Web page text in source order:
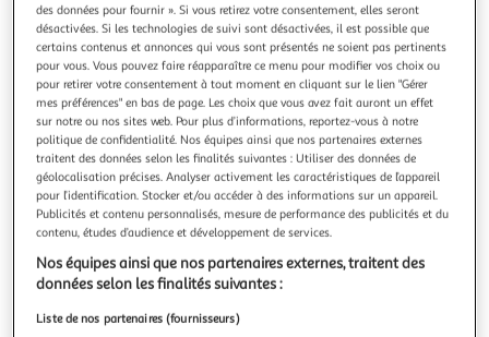
Illustration
précédente
Illustration
suivante
Nos clients adorentVoir conditions
4.1 (63)
AUCHAN
Litière végétale absorbante stop odeur pour animaux
familier
La litière végétale Auchan est confortable, elle convient
également aux rongeurs (lapins, hamsters, cochons
bois issus de forêts gérées durablement. Elle est sans
des données pour fournir ». Si vous retirez votre consentement, elles seront
désactivées. Si les technologies de suivi sont désactivées, il est possible que
certains contenus et annonces qui vous sont présentés ne soient pas pertinents
pour vous. Vous pouvez faire réapparaître ce menu pour modifier vos choix ou
pour retirer votre consentement à tout moment en cliquant sur le lien "Gérer
mes préférences" en bas de page. Les choix que vous avez fait auront un effet
sur notre ou nos sites web. Pour plus d’informations, reportez-vous à notre
politique de confidentialité. Nos équipes ainsi que nos partenaires externes
traitent des données selon les finalités suivantes : Utiliser des données de
géolocalisation précises. Analyser activement les caractéristiques de l’appareil
pour l’identification. Stocker et/ou accéder à des informations sur un appareil.
Publicités et contenu personnalisés, mesure de performance des publicités et du
contenu, études d’audience et développement de services.
Nos équipes ainsi que nos partenaires externes, traitent des
données selon les finalités suivantes :
Liste de nos partenaires (fournisseurs)